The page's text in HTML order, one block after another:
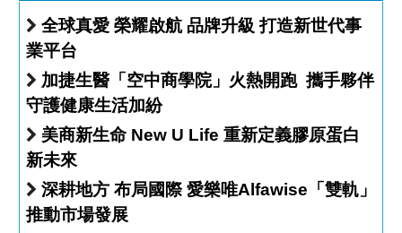
全球真愛 榮耀啟航 品牌升級 打造新世代事
業平台
加捷生醫「空中商學院」火熱開跑 攜手夥伴
守護健康生活加紛
美商新生命 New U Life 重新定義膠原蛋白
新未來
深耕地方 布局國際 愛樂唯Alfawise「雙軌」
推動市場發展